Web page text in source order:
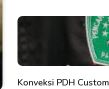
Konveksi PDH